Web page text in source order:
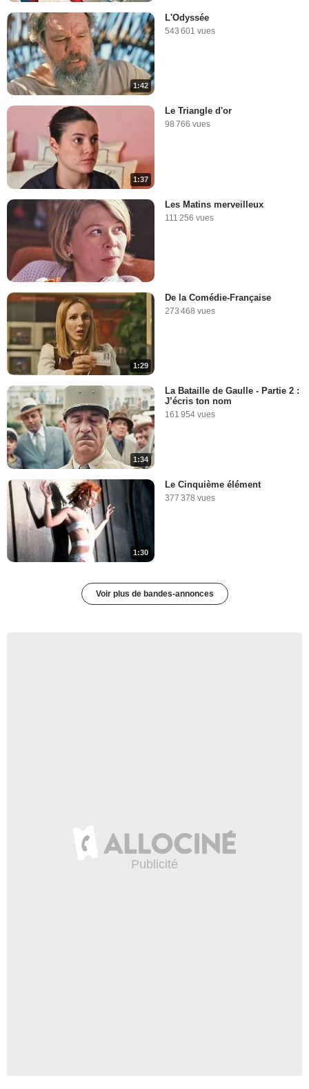
1:42
L'Odyssée
543 601 vues
1:37
Le Triangle d'or
98 766 vues
Les Matins merveilleux
111 256 vues
1:29
De la Comédie-Française
273 468 vues
1:34
La Bataille de Gaulle - Partie 2 :
J’écris ton nom
161 954 vues
1:30
Le Cinquième élément
377 378 vues
Voir plus de bandes-annonces